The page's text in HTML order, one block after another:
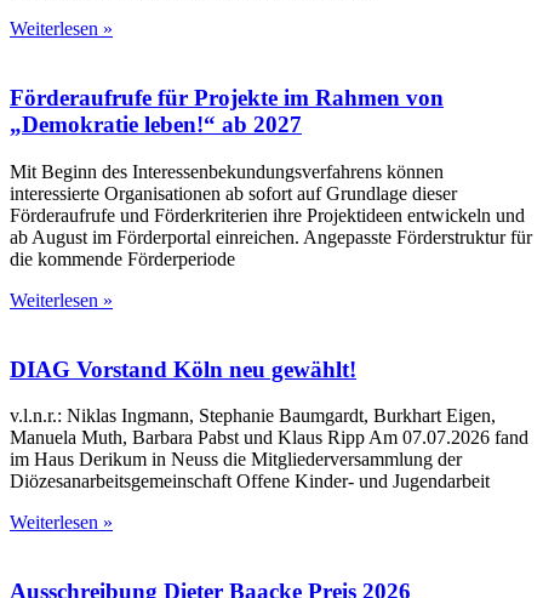
Weiterlesen »
Förderaufrufe für Projekte im Rahmen von
„Demokratie leben!“ ab 2027
Mit Beginn des Interessenbekundungsverfahrens können
interessierte Organisationen ab sofort auf Grundlage dieser
Förderaufrufe und Förderkriterien ihre Projektideen entwickeln und
ab August im Förderportal einreichen. Angepasste Förderstruktur für
die kommende Förderperiode
Weiterlesen »
DIAG Vorstand Köln neu gewählt!
v.l.n.r.: Niklas Ingmann, Stephanie Baumgardt, Burkhart Eigen,
Manuela Muth, Barbara Pabst und Klaus Ripp Am 07.07.2026 fand
im Haus Derikum in Neuss die Mitgliederversammlung der
Diözesanarbeitsgemeinschaft Offene Kinder- und Jugendarbeit
Weiterlesen »
Ausschreibung Dieter Baacke Preis 2026